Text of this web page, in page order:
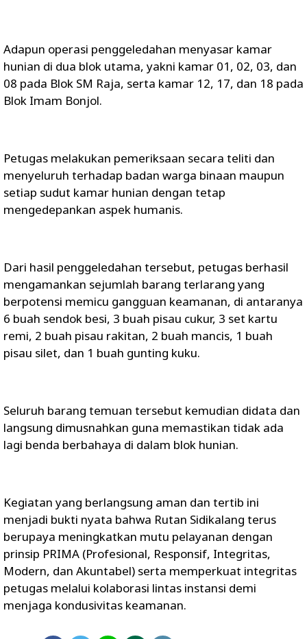
Adapun operasi penggeledahan menyasar kamar
hunian di dua blok utama, yakni kamar 01, 02, 03, dan
08 pada Blok SM Raja, serta kamar 12, 17, dan 18 pada
Blok Imam Bonjol.
Petugas melakukan pemeriksaan secara teliti dan
menyeluruh terhadap badan warga binaan maupun
setiap sudut kamar hunian dengan tetap
mengedepankan aspek humanis.
Dari hasil penggeledahan tersebut, petugas berhasil
mengamankan sejumlah barang terlarang yang
berpotensi memicu gangguan keamanan, di antaranya
6 buah sendok besi, 3 buah pisau cukur, 3 set kartu
remi, 2 buah pisau rakitan, 2 buah mancis, 1 buah
pisau silet, dan 1 buah gunting kuku.
Seluruh barang temuan tersebut kemudian didata dan
langsung dimusnahkan guna memastikan tidak ada
lagi benda berbahaya di dalam blok hunian.
Kegiatan yang berlangsung aman dan tertib ini
menjadi bukti nyata bahwa Rutan Sidikalang terus
berupaya meningkatkan mutu pelayanan dengan
prinsip PRIMA (Profesional, Responsif, Integritas,
Modern, dan Akuntabel) serta memperkuat integritas
petugas melalui kolaborasi lintas instansi demi
menjaga kondusivitas keamanan.